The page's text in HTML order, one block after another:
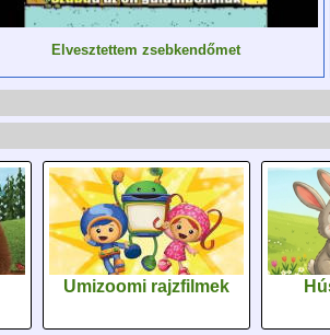
Elvesztettem zsebkendőmet
Umizoomi rajzfilmek